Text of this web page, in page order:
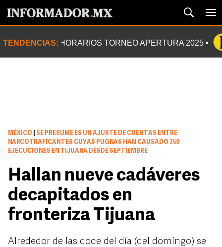
TENDENCIAS: HORARIOS TORNEO APERTURA 2025
MÉXICO
SE PRESUME ES UN AJUSTE DE CUENTAS ENTRE
NARCOTRAFICANTES CUYAS PUGNAS HAN CAUSADO 350
EJECUCIONES EN TIJUANA DESDE SEPTIEMBRE
Hallan nueve cadáveres
decapitados en
fronteriza Tijuana
Alrededor de las doce del día (del domingo) se